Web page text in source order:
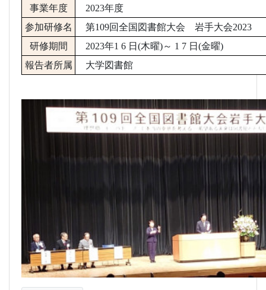
事業年度
2023年度
参加研修名
第109回全国図書館大会 岩手大会2023
研修期間
2023年1 6 日 (木曜)～ 1 7 日 (金曜)
報告者所属
大学図書館